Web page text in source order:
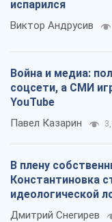
испарился
Виктор Андрусив
Война и медиа:
соцсети, а СМИ
YouTube
Павел Казарин
В плену
Константиновка
идеологической
российских
Дмитрий Снегирев